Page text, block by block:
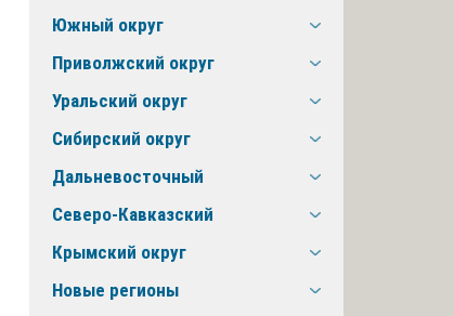
Южный округ
Приволжский округ
Уральский округ
Сибирский округ
Дальневосточный
Северо-Кавказский
Крымский округ
Новые регионы